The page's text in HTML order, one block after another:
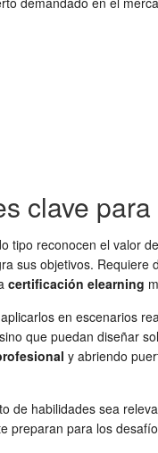
clave
tipo reconocen el valor
sus objetivos. Requiere
certificación elearning
en escenarios
que puedan diseñar
y abriendo
de habilidades sea
preparan para los